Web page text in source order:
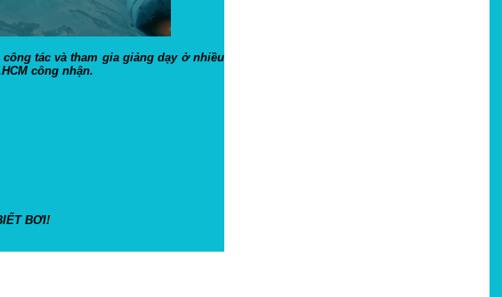
tác và tham gia giảng dạy ở nhiều
công nhận.
BƠI!